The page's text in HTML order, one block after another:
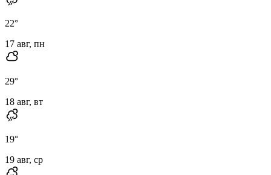
22°
17 авг, пн
29°
18 авг, вт
19°
19 авг, ср